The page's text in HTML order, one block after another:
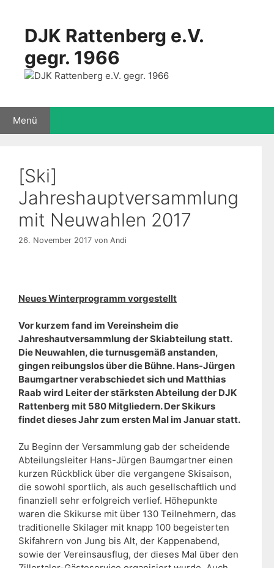
springenDJK Rattenberg e.V.
gegr. 1966
Menü
[Ski]
Jahreshauptversammlung
mit Neuwahlen 2017
26. November 2017 von Andi
Neues Winterprogramm vorgestellt
Vor kurzem fand im Vereinsheim die
Jahreshautversammlung der Skiabteilung statt.
Die Neuwahlen, die turnusgemäß anstanden,
gingen reibungslos über die Bühne. Hans-Jürgen
Baumgartner verabschiedet sich und Matthias
Raab wird Leiter der stärksten Abteilung der DJK
Rattenberg mit 580 Mitgliedern. Der Skikurs
findet dieses Jahr zum ersten Mal im Januar statt.
Zu Beginn der Versammlung gab der scheidende
Abteilungsleiter Hans-Jürgen Baumgartner einen
kurzen Rückblick über die vergangene Skisaison,
die sowohl sportlich, als auch gesellschaftlich und
finanziell sehr erfolgreich verlief. Höhepunkte
waren die Skikurse mit über 130 Teilnehmern, das
traditionelle Skilager mit knapp 100 begeisterten
Skifahrern von Jung bis Alt, der Kappenabend,
sowie der Vereinsausflug, der dieses Mal über den